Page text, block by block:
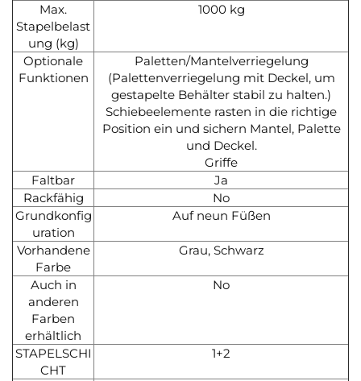
Max.
Stapelbelast
ung (kg)
1000 kg
Optionale
Funktionen
Paletten/Mantelverriegelung
(Palettenverriegelung mit Deckel, um
gestapelte Behälter stabil zu halten.)
Schiebeelemente rasten in die richtige
Position ein und sichern Mantel, Palette
und Deckel.
Griffe
Faltbar
Ja
Rackfähig
No
Grundkonfig
uration
Auf neun Füßen
Vorhandene
Farbe
Grau, Schwarz
Auch in
anderen
Farben
erhältlich
No
STAPELSCHI
CHT
1+2